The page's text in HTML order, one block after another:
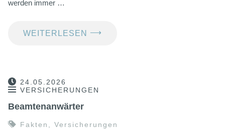
werden immer …
WEITERLESEN ⟶
24.05.2026
VERSICHERUNGEN
Beamtenanwärter
Fakten Versicherungen